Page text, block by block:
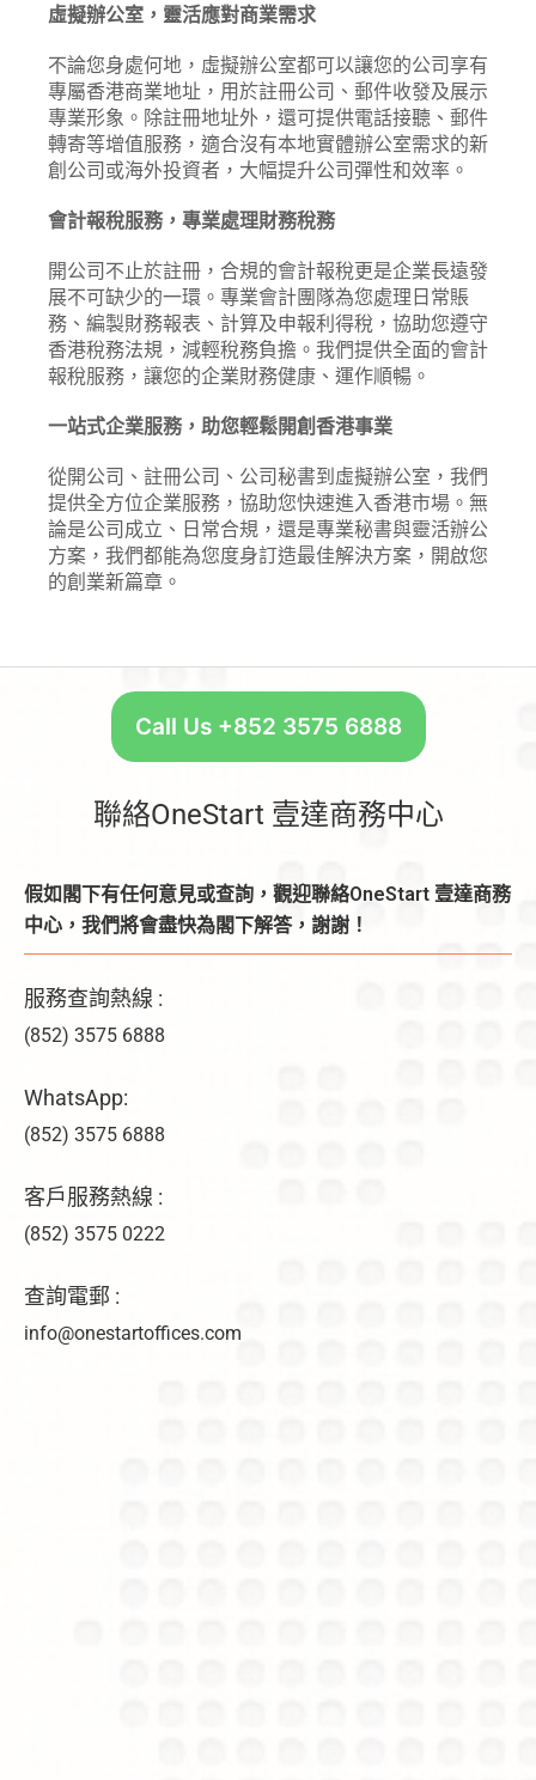
虛擬辦公室，靈活應對商業需求
不論您身處何地，虛擬辦公室都可以讓您的公司享有
專屬香港商業地址，用於註冊公司、郵件收發及展示
專業形象。除註冊地址外，還可提供電話接聽、郵件
轉寄等增值服務，適合沒有本地實體辦公室需求的新
創公司或海外投資者，大幅提升公司彈性和效率。
會計報稅服務，專業處理財務稅務
開公司不止於註冊，合規的會計報稅更是企業長遠發
展不可缺少的一環。專業會計團隊為您處理日常賬
務、編製財務報表、計算及申報利得稅，協助您遵守
香港稅務法規，減輕稅務負擔。我們提供全面的會計
報稅服務，讓您的企業財務健康、運作順暢。
一站式企業服務，助您輕鬆開創香港事業
從開公司、註冊公司、公司秘書到虛擬辦公室，我們
提供全方位企業服務，協助您快速進入香港市場。無
論是公司成立、日常合規，還是專業秘書與靈活辦公
方案，我們都能為您度身訂造最佳解決方案，開啟您
的創業新篇章。
Call Us +852 3575 6888
聯絡OneStart 壹達商務中心
假如閣下有任何意見或查詢，觀迎聯絡OneStart 壹達商務
中心，我們將會盡快為閣下解答，謝謝！
服務查詢熱線 :
(852) 3575 6888
WhatsApp:
(852) 3575 6888
客戶服務熱線 :
(852) 3575 0222
查詢電郵 :
info@onestartoffices.com